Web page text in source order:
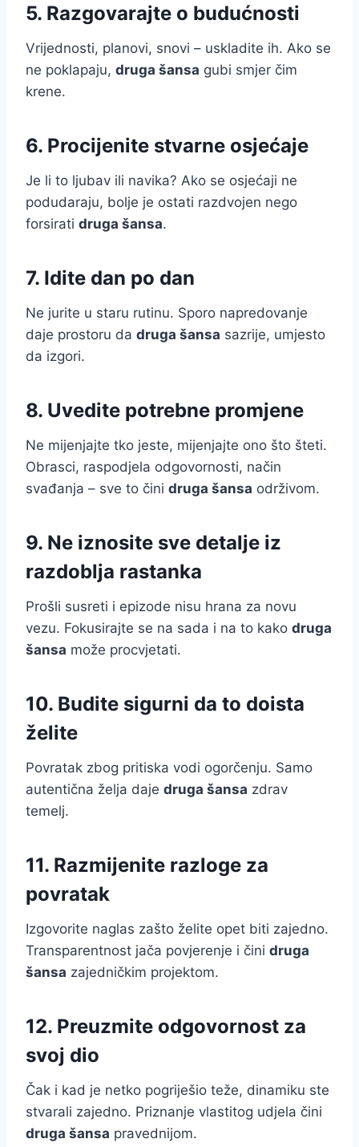
5. Razgovarajte o budućnosti
Vrijednosti, planovi, snovi – uskladite ih. Ako se
ne poklapaju, druga šansa gubi smjer čim
krene.
6. Procijenite stvarne osjećaje
Je li to ljubav ili navika? Ako se osjećaji ne
podudaraju, bolje je ostati razdvojen nego
forsirati druga šansa.
7. Idite dan po dan
Ne jurite u staru rutinu. Sporo napredovanje
daje prostoru da druga šansa sazrije, umjesto
da izgori.
8. Uvedite potrebne promjene
Ne mijenjajte tko jeste, mijenjajte ono što šteti.
Obrasci, raspodjela odgovornosti, način
svađanja – sve to čini druga šansa održivom.
9. Ne iznosite sve detalje iz
razdoblja rastanka
Prošli susreti i epizode nisu hrana za novu
vezu. Fokusirajte se na sada i na to kako druga
šansa može procvjetati.
10. Budite sigurni da to doista
želite
Povratak zbog pritiska vodi ogorčenju. Samo
autentična želja daje druga šansa zdrav
temelj.
11. Razmijenite razloge za
povratak
Izgovorite naglas zašto želite opet biti zajedno.
Transparentnost jača povjerenje i čini druga
šansa zajedničkim projektom.
12. Preuzmite odgovornost za
svoj dio
Čak i kad je netko pogriješio teže, dinamiku ste
stvarali zajedno. Priznanje vlastitog udjela čini
druga šansa pravednijom.